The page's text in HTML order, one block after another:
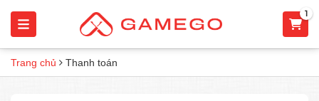
1
Trang chủ Thanh toán